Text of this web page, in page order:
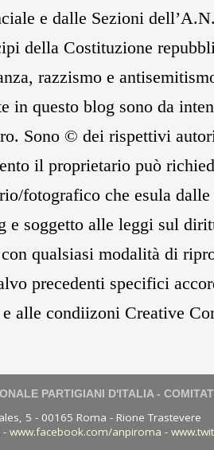
e dalle Sezioni
della Costituzione
razzismo e
in questo blog sono da
Sono © dei rispettivi
il proprietario può
fotografico che esula
e soggetto alle leggi sul
qualsiasi modalità di
precedenti specifici
e alle condiizoni Creative
PARTIGIANI D'ITALIA -
5 - 00165 Roma - Rione Trastevere
- www.facebook.com/anpiroma -